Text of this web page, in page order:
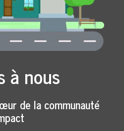
à nous
de la communauté